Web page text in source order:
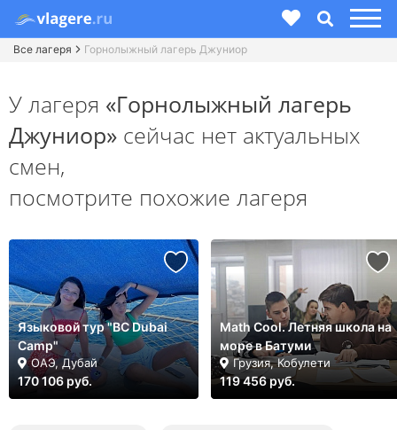
Все лагеря Горнолыжный лагерь Джуниор
У лагеря «Горнолыжный лагерь
Джуниор» сейчас нет актуальных
смен,
посмотрите похожие лагеря
Языковой тур "BC Dubai
Camp"
ОАЭ, Дубай
170 106 руб.
Math Cool. Летняя школа на
море в Батуми
Грузия, Кобулети
119 456 руб.